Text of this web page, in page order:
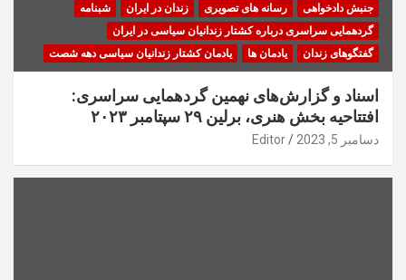
جنبش دادخواهی رسانه های تصویری زندان در ایران
شبنامه
گردهمایی سراسری درباره کشتار زندانیان سیاسی در ایران
گفتگوهای زندان
یادمان ها یادمان کشتار زندانیان سیاسی دهه شصت
اسناد و گزارش‌های نهمین گردهمایی سراسری:
افتتاحیه بخش هنری، برلین ۲۹ سپتامبر ۲۰۲۳
دسامبر 5, 2023 Editor